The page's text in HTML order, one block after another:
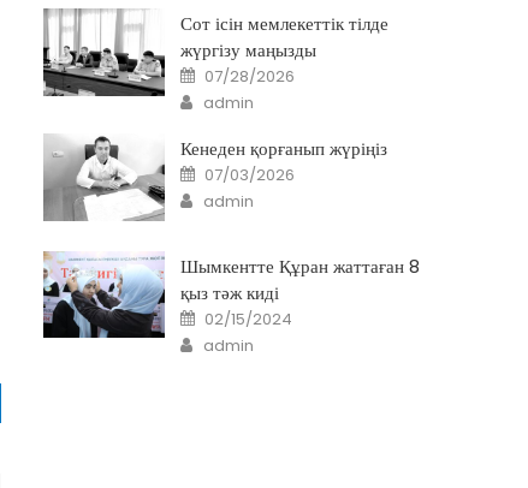
Сот ісін мемлекеттік тілде
жүргізу маңызды
Posted
on
07/28/2026
Author
admin
Кенеден қорғанып жүріңіз
Posted
on
07/03/2026
Author
admin
Шымкентте Құран жаттаған 8
қыз тәж киді
Posted
on
02/15/2024
Author
admin